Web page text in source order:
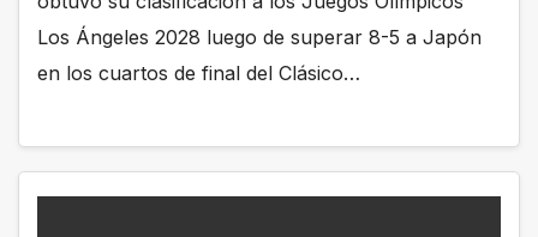
Los Ángeles 2028 luego de superar 8-5 a Japón
en los cuartos de final del Clásico…